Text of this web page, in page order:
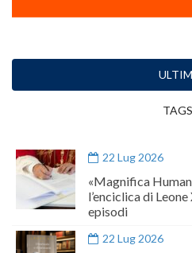
TAGS
22 Lug 2026
«Magnifica
l’enciclica di
episodi
22 Lug 2026